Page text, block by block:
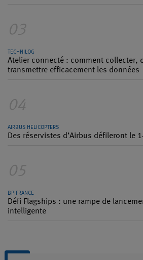
03
TECHNILOG
Atelier connecté : comment collecter,
transmettre efficacement les données
04
AIRBUS HELICOPTERS
Des réservistes d’Airbus défileront le
05
BPIFRANCE
Défi Flagships : une rampe de
intelligente